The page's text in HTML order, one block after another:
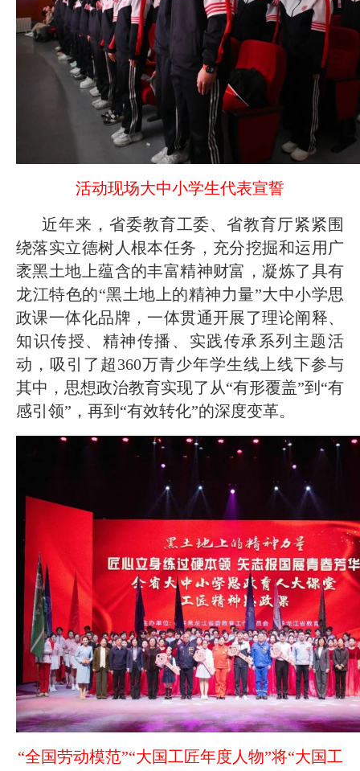
活动现场大中小学生代表宣誓
近年来，省委教育工委、省教育厅紧紧围
绕落实立德树人根本任务，充分挖掘和运用广
袤黑土地上蕴含的丰富精神财富，凝炼了具有
龙江特色的“黑土地上的精神力量”大中小学思
政课一体化品牌，一体贯通开展了理论阐释、
知识传授、精神传播、实践传承系列主题活
动，吸引了超360万青少年学生线上线下参与
其中，思想政治教育实现了从“有形覆盖”到“有
感引领”，再到“有效转化”的深度变革。
“全国劳动模范”“大国工匠年度人物”将“大国工